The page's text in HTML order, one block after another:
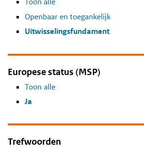
Openbaar en toegankelijk
Uitwisselingsfundament
Europese status (MSP)
Toon alle
Ja
Trefwoorden